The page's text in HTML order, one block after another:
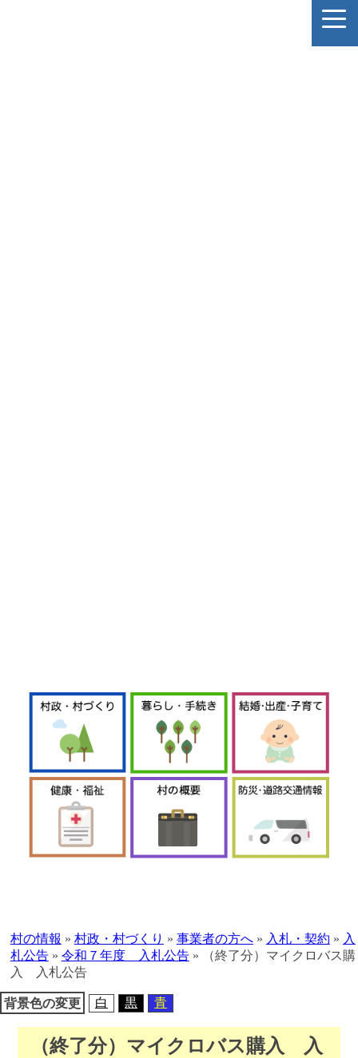
移
動
村の情報 » 村政・村づくり » 事業者の方へ » 入札・契約 » 入
札公告 » 令和７年度 入札公告 » （終了分）マイクロバス購
入 入札公告
背景色の変更 白 黒 青
（終了分）マイクロバス購入 入